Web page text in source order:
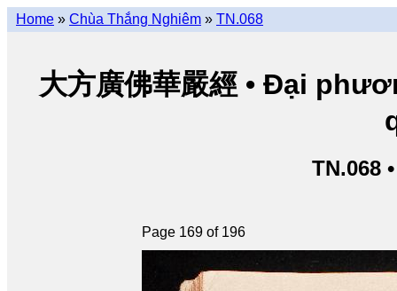
Home » Chùa Thắng Nghiêm » TN.068
大方廣佛華嚴經 • Đại
TN.068
Page 169 of 196